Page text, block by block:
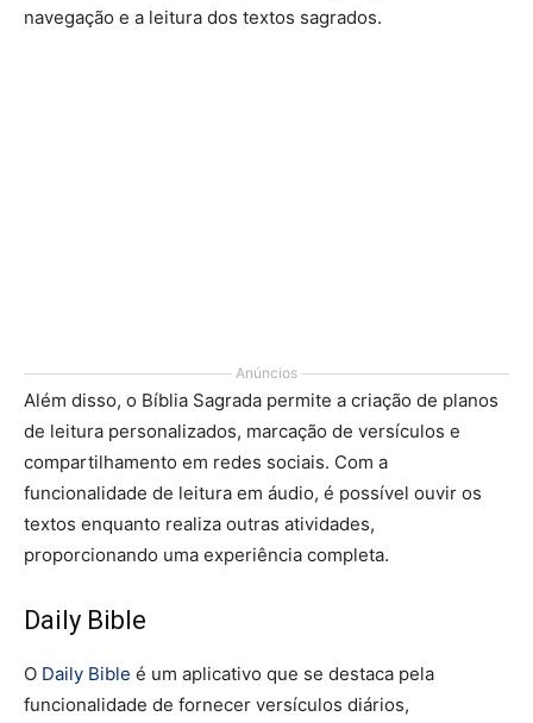
navegação e a leitura dos textos sagrados.
Anúncios
Além disso, o Bíblia Sagrada permite a criação de planos
de leitura personalizados, marcação de versículos e
compartilhamento em redes sociais. Com a
funcionalidade de leitura em áudio, é possível ouvir os
textos enquanto realiza outras atividades,
proporcionando uma experiência completa.
Daily Bible
O Daily Bible é um aplicativo que se destaca pela
funcionalidade de fornecer versículos diários,